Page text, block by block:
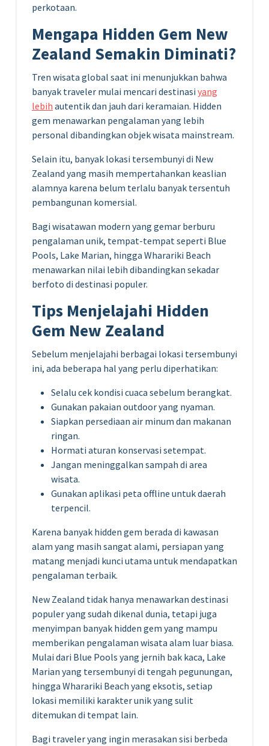
perkotaan.
Mengapa Hidden Gem New
Zealand Semakin Diminati?
Tren wisata global saat ini menunjukkan bahwa
banyak traveler mulai mencari destinasi yang
lebih autentik dan jauh dari keramaian. Hidden
gem menawarkan pengalaman yang lebih
personal dibandingkan objek wisata mainstream.
Selain itu, banyak lokasi tersembunyi di New
Zealand yang masih mempertahankan keaslian
alamnya karena belum terlalu banyak tersentuh
pembangunan komersial.
Bagi wisatawan modern yang gemar berburu
pengalaman unik, tempat-tempat seperti Blue
Pools, Lake Marian, hingga Wharariki Beach
menawarkan nilai lebih dibandingkan sekadar
berfoto di destinasi populer.
Tips Menjelajahi Hidden
Gem New Zealand
Sebelum menjelajahi berbagai lokasi tersembunyi
ini, ada beberapa hal yang perlu diperhatikan:
Selalu cek kondisi cuaca sebelum berangkat.
Gunakan pakaian outdoor yang nyaman.
Siapkan persediaan air minum dan makanan
ringan.
Hormati aturan konservasi setempat.
Jangan meninggalkan sampah di area
wisata.
Gunakan aplikasi peta offline untuk daerah
terpencil.
Karena banyak hidden gem berada di kawasan
alam yang masih sangat alami, persiapan yang
matang menjadi kunci utama untuk mendapatkan
pengalaman terbaik.
New Zealand tidak hanya menawarkan destinasi
populer yang sudah dikenal dunia, tetapi juga
menyimpan banyak hidden gem yang mampu
memberikan pengalaman wisata alam luar biasa.
Mulai dari Blue Pools yang jernih bak kaca, Lake
Marian yang tersembunyi di tengah pegunungan,
hingga Wharariki Beach yang eksotis, setiap
lokasi memiliki karakter unik yang sulit
ditemukan di tempat lain.
Bagi traveler yang ingin merasakan sisi berbeda